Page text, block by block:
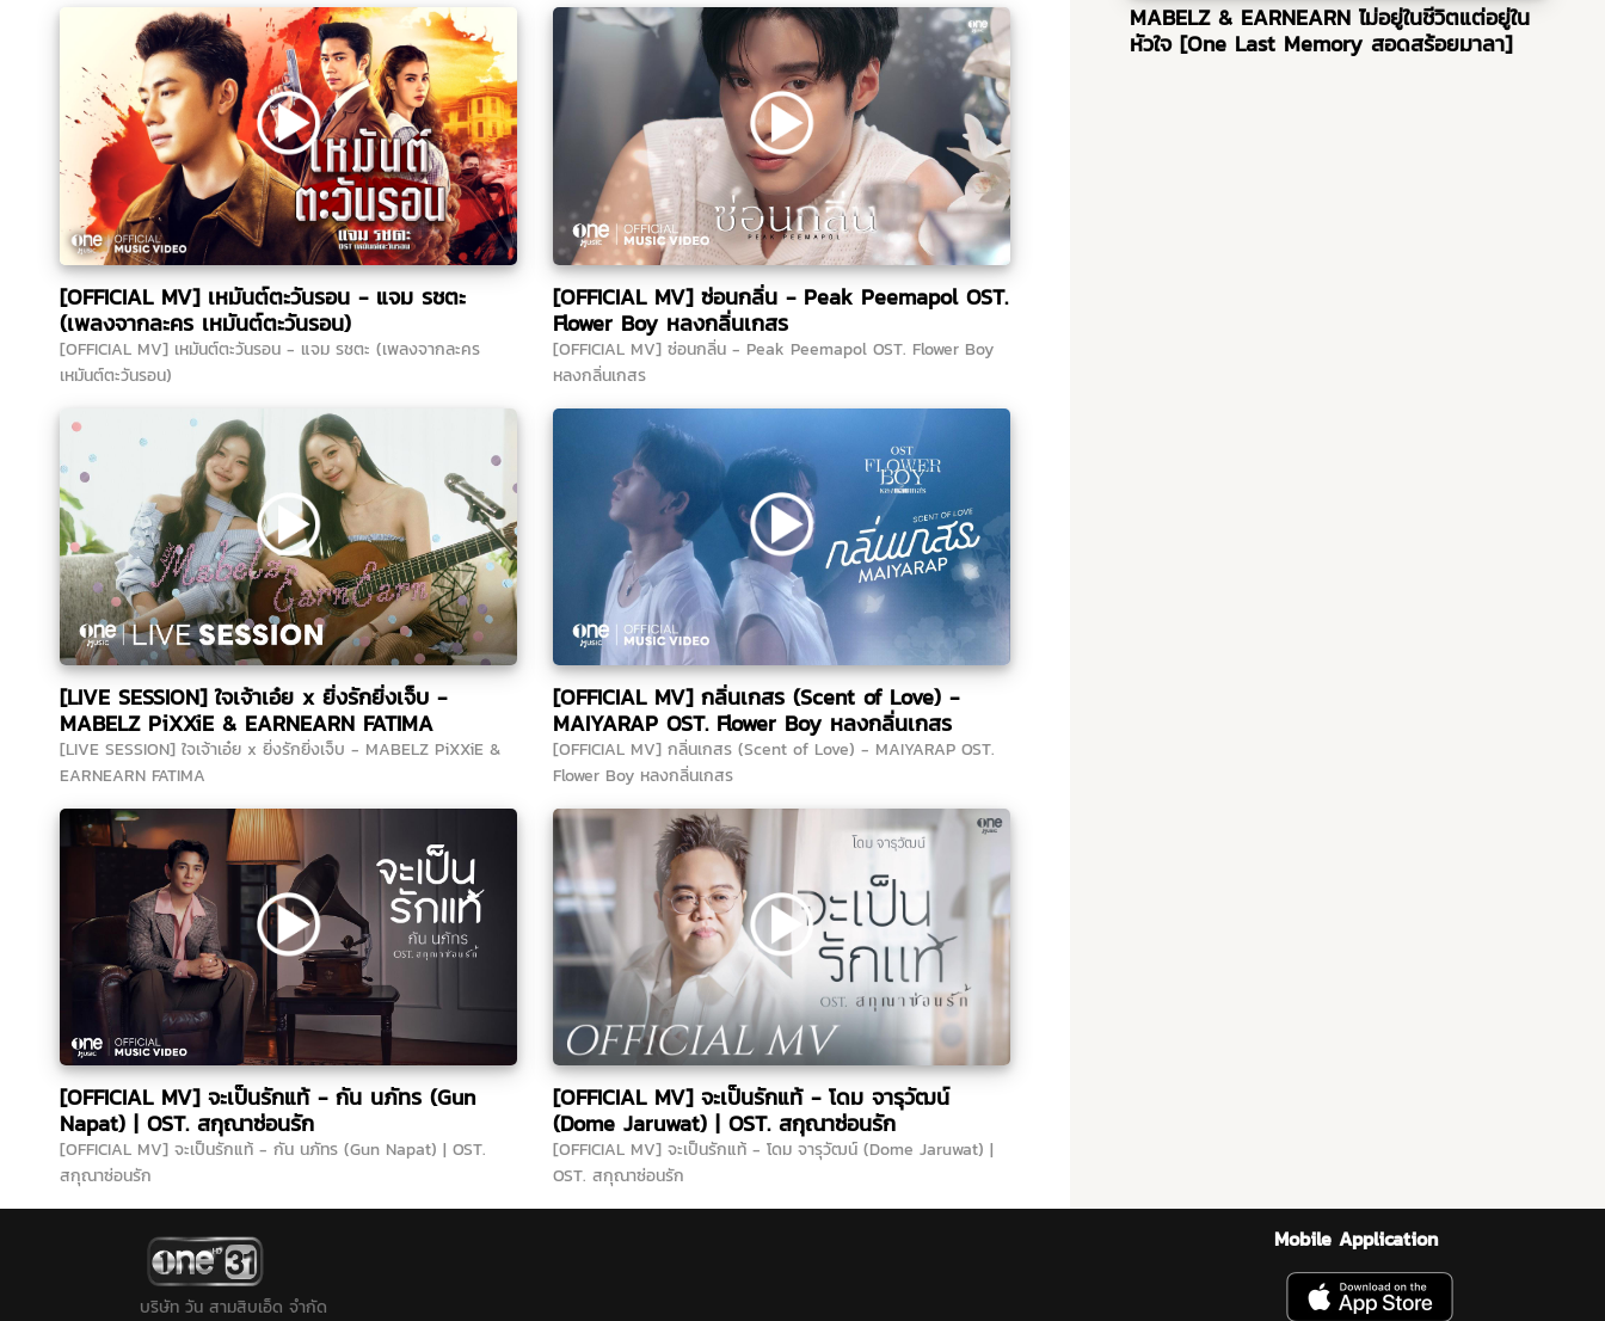
[OFFICIAL MV] เหมันต์ตะวันรอน - แจม รชตะ
(เพลงจากละคร เหมันต์ตะวันรอน)
[OFFICIAL MV] เหมันต์ตะวันรอน - แจม รชตะ (เพลงจากละคร
เหมันต์ตะวันรอน)
[OFFICIAL MV] ซ่อนกลิ่น - Peak Peemapol OST.
Flower Boy หลงกลิ่นเกสร
[OFFICIAL MV] ซ่อนกลิ่น - Peak Peemapol OST. Flower Boy
หลงกลิ่นเกสร
[LIVE SESSION] ใจเจ้าเอ๋ย x ยิ่งรักยิ่งเจ็บ -
MABELZ PiXXiE & EARNEARN FATIMA
[LIVE SESSION] ใจเจ้าเอ๋ย x ยิ่งรักยิ่งเจ็บ - MABELZ PiXXiE &
EARNEARN FATIMA
[OFFICIAL MV] กลิ่นเกสร (Scent of Love) -
MAIYARAP OST. Flower Boy หลงกลิ่นเกสร
[OFFICIAL MV] กลิ่นเกสร (Scent of Love) - MAIYARAP OST.
Flower Boy หลงกลิ่นเกสร
[OFFICIAL MV] จะเป็นรักแท้ - กัน นภัทร (Gun
Napat) | OST. สกุณาซ่อนรัก
[OFFICIAL MV] จะเป็นรักแท้ - กัน นภัทร (Gun Napat) | OST.
สกุณาซ่อนรัก
[OFFICIAL MV] จะเป็นรักแท้ - โดม จารุวัฒน์
(Dome Jaruwat) | OST. สกุณาซ่อนรัก
[OFFICIAL MV] จะเป็นรักแท้ - โดม จารุวัฒน์ (Dome Jaruwat) |
OST. สกุณาซ่อนรัก
MABELZ & EARNEARN ไม่อยู่ในชีวิตแต่อยู่ใน
หัวใจ [One Last Memory สอดสร้อยมาลา]
บริษัท วัน สามสิบเอ็ด จำกัด
Mobile Application